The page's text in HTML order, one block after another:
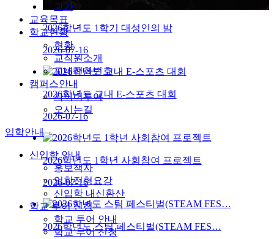
교가
교육목표
학교현황
현황
교직원소개
교내전화번호
캠퍼스안내
사이버투어
오시는길
입학안내
신입학 안내
홍보책자
입학전형요강
신입학 내신환산
학교 투어 신청
학교 투어 안내
학교 투어 신청
2026학년도 1학기 대성인의 밤
2026-07-16
2026학년도 교내 E-스포츠 대회
2026-07-16
2026학년도 1학년 사회참여 프로젝트
2026-07-16
2026학년도 스팀 페스티벌(STEAM FES…